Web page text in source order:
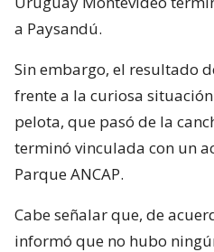
a Paysandú.
Sin embargo, el resultado
frente a la curiosa
pelota, que pasó de la
terminó vinculada con un
Parque ANCAP.
Cabe señalar que, de
informó que no hubo